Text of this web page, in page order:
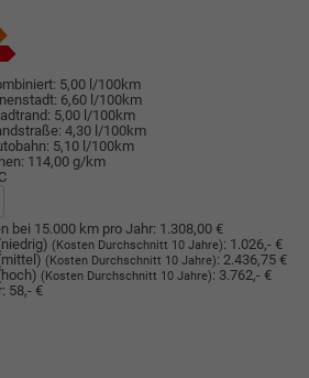
5,00 l/100km
6,60 l/100km
5,00 l/100km
4,30 l/100km
5,10 l/100km
114,00 g/km
C
bei 15.000 km pro Jahr: 1.308,00 €
(Kosten Durchschnitt 10 Jahre): 1.026,- €
(Kosten Durchschnitt 10 Jahre): 2.436,75 €
(Kosten Durchschnitt 10 Jahre): 3.762,- €
58,- €